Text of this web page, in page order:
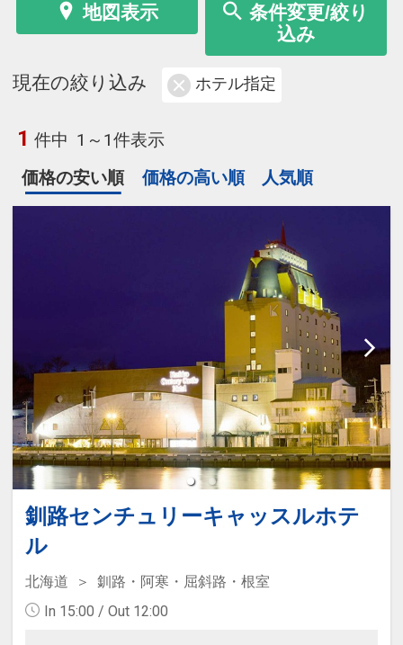
地図表示
条件変更/絞り
込み
現在の絞り込み ホテル指定
1 件中 1～1件表示
価格の安い順
価格の高い順 人気順
釧路センチュリーキャッスルホテ
ル
北海道
釧路・阿寒・屈斜路・根室
In 15:00 / Out 12:00